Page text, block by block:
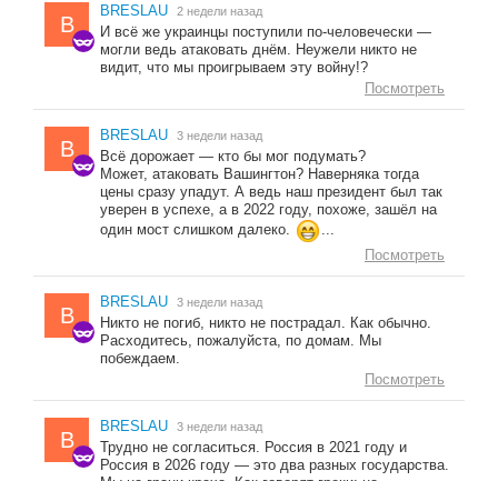
B
BRESLAU 2 недели назад
И всё же украинцы поступили по-человечески —
могли ведь атаковать днём. Неужели никто не
видит, что мы проигрываем эту войну!?
Посмотреть
B
BRESLAU 3 недели назад
Всё дорожает — кто бы мог подумать?
Может, атаковать Вашингтон? Наверняка тогда
цены сразу упадут. А ведь наш президент был так
уверен в успехе, а в 2022 году, похоже, зашёл на
один мост слишком далеко.
...
Посмотреть
B
BRESLAU 3 недели назад
Никто не погиб, никто не пострадал. Как обычно.
Расходитесь, пожалуйста, по домам. Мы
побеждаем.
Посмотреть
B
BRESLAU 3 недели назад
Трудно не согласиться. Россия в 2021 году и
Россия в 2026 году — это два разных государства.